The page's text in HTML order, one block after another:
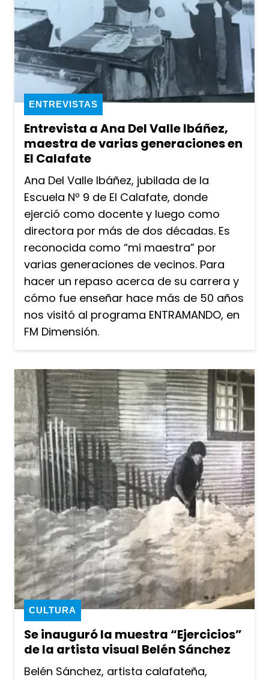
Entrevista a Ana Del Valle Ibáñez,
maestra de varias generaciones en
El Calafate
ENTREVISTAS
Ana Del Valle Ibáñez, jubilada de la
Escuela Nº 9 de El Calafate, donde
ejerció como docente y luego como
directora por más de dos décadas. Es
reconocida como “mi maestra” por
varias generaciones de vecinos. Para
hacer un repaso acerca de su carrera y
cómo fue enseñar hace más de 50 años
nos visitó al programa ENTRAMANDO, en
FM Dimensión.
Se inauguró la muestra “Ejercicios”
de la artista visual Belén Sánchez
CULTURA
Belén Sánchez, artista calafateña,